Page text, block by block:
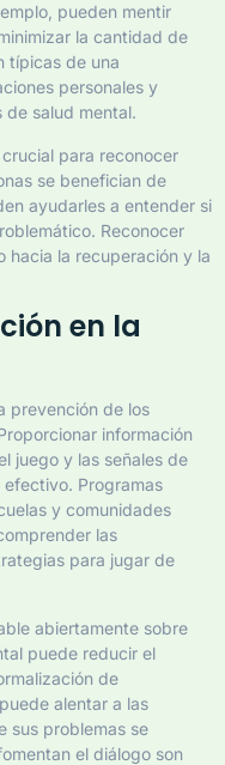
pueden mentir
la cantidad de
típicas de una
personales y
de salud mental.
para reconocer
se benefician de
ayudarles a entender si
Reconocer
hacia la recuperación y la
en la
prevención de los
información
juego y las señales de
Programas
y comunidades
las
para jugar de
abiertamente sobre
puede reducir el
de
alentar a las
sus problemas se
el diálogo son